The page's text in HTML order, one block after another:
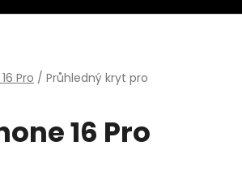
Pro / Průhledný kryt pro
16 Pro